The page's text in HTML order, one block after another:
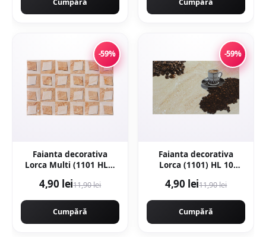
-59%
Faianta decorativa
Lorca Multi (1101 HL1)
4,90 lei11,90 lei
Cumpără
-59%
Faianta decorativa
Lorca (1101) HL 10
4,90 lei11,90 lei
Cumpără